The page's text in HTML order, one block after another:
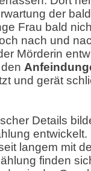
der
Frau bald
nach und
Mörderin
und gerät
Details
entwickelt.
langem mit
finden